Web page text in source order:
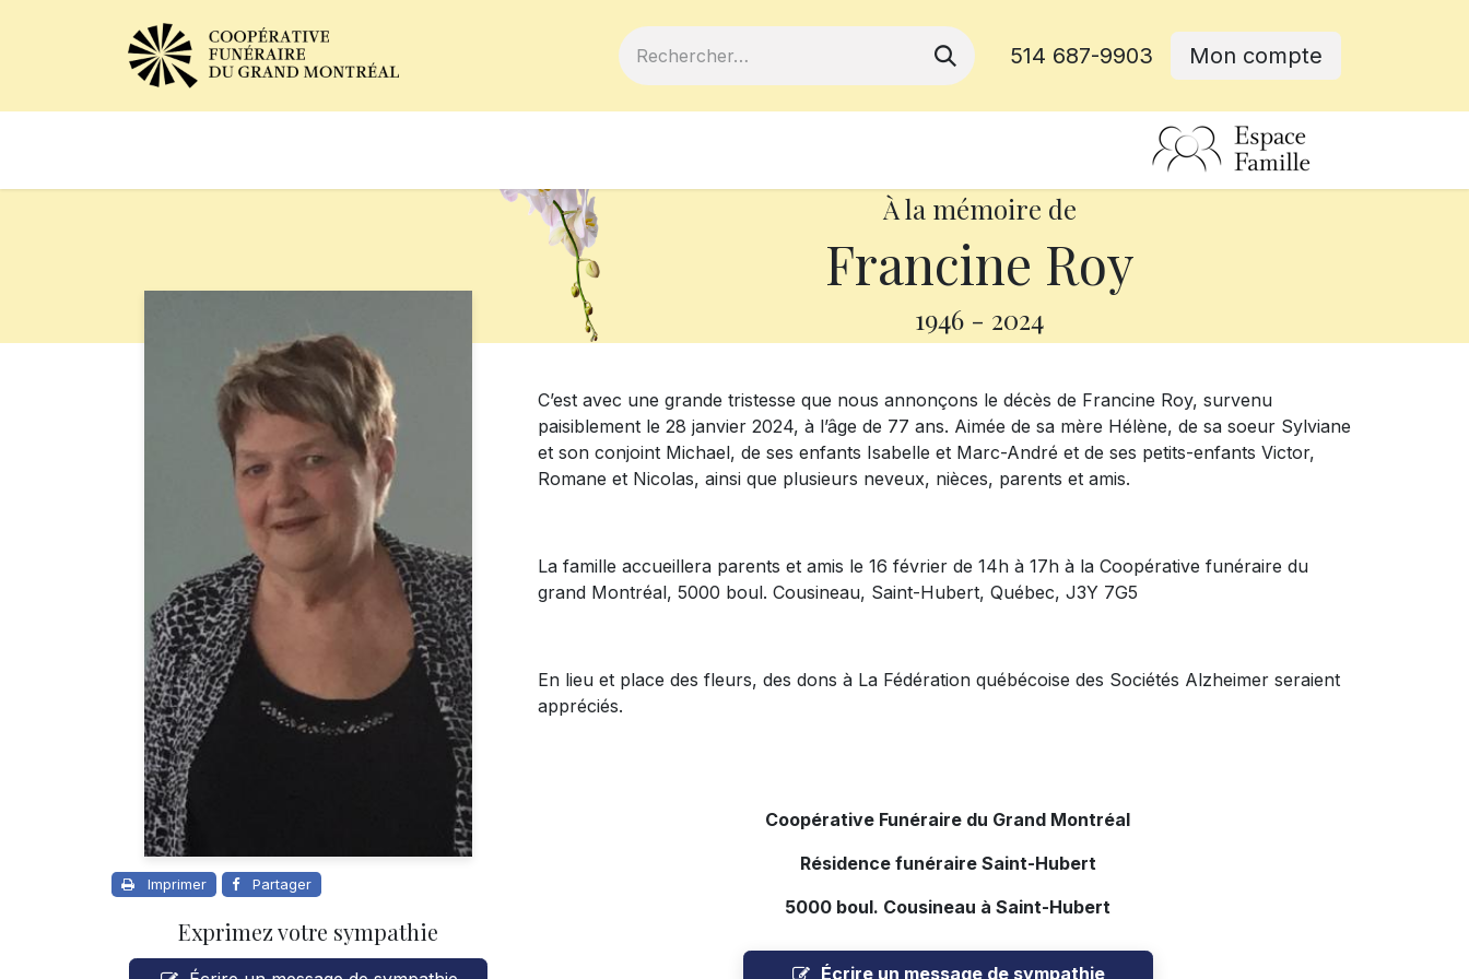
514 687-9903 Mon compte
À la mémoire de
Francine Roy
1946 - 2024
Imprimer Partager
Exprimez votre sympathie
C’est avec une grande tristesse que nous annonçons le décès de Francine Roy, survenu
paisiblement le 28 janvier 2024, à l’âge de 77 ans. Aimée de sa mère Hélène, de sa soeur Sylviane
et son conjoint Michael, de ses enfants Isabelle et Marc-André et de ses petits-enfants Victor,
Romane et Nicolas, ainsi que plusieurs neveux, nièces, parents et amis.
La famille accueillera parents et amis le 16 février de 14h à 17h à la Coopérative funéraire du
grand Montréal, 5000 boul. Cousineau, Saint-Hubert, Québec, J3Y 7G5
En lieu et place des fleurs, des dons à La Fédération québécoise des Sociétés Alzheimer seraient
appréciés.
Coopérative Funéraire du Grand Montréal
Résidence funéraire Saint-Hubert
5000 boul. Cousineau à Saint-Hubert
Écrire un message de sympathie